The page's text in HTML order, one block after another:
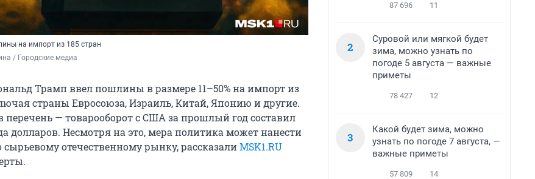
на импорт из 185 стран
/ Городские медиа
Трамп ввел пошлины в размере 11–50% на импорт из
страны Евросоюза, Израиль, Китай, Японию и другие.
перечень — товарооборот с США за прошлый год составил
долларов. Несмотря на это, мера политика может нанести
сырьевому отечественному рынку, рассказалиMSK1.RU
87 696 11
2
Суровой или мягкой будет
зима, можно узнать по
погоде 5 августа — важные
приметы
78 427 12
3
Какой будет зима, можно
узнать по погоде 7 августа, —
важные приметы
57 809 14